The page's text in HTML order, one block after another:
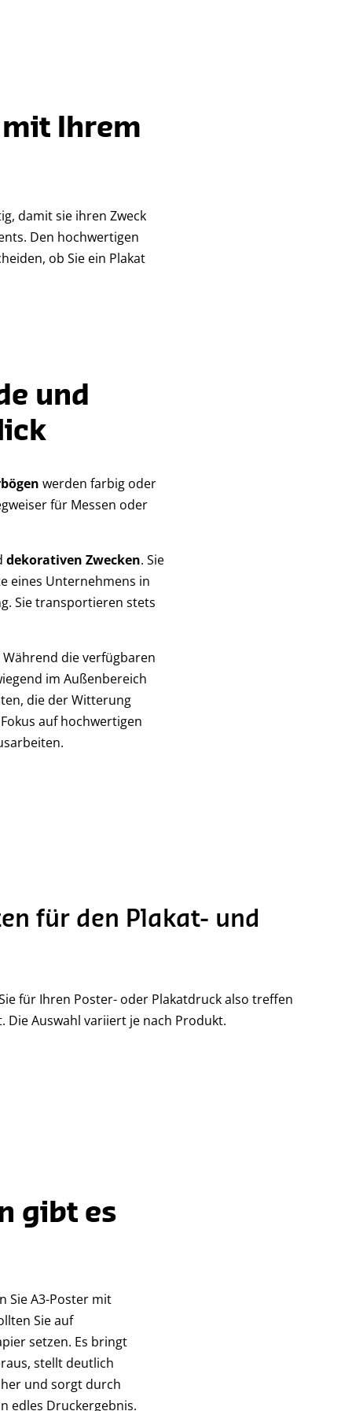
Ihrem
damit sie ihren Zweck
Den hochwertigen
ob Sie ein Plakat
und
werden farbig oder
für Messen oder
dekorativen Zwecken. Sie
eines Unternehmens in
Sie transportieren stets
die verfügbaren
im Außenbereich
die der Witterung
auf hochwertigen
für den Plakat- und
für Ihren Poster- oder Plakatdruck also treffen
Die Auswahl variiert je nach Produkt.
gibt es
Sie A3-Poster mit
Sie auf
setzen. Es bringt
stellt deutlich
und sorgt durch
edles Druckergebnis.